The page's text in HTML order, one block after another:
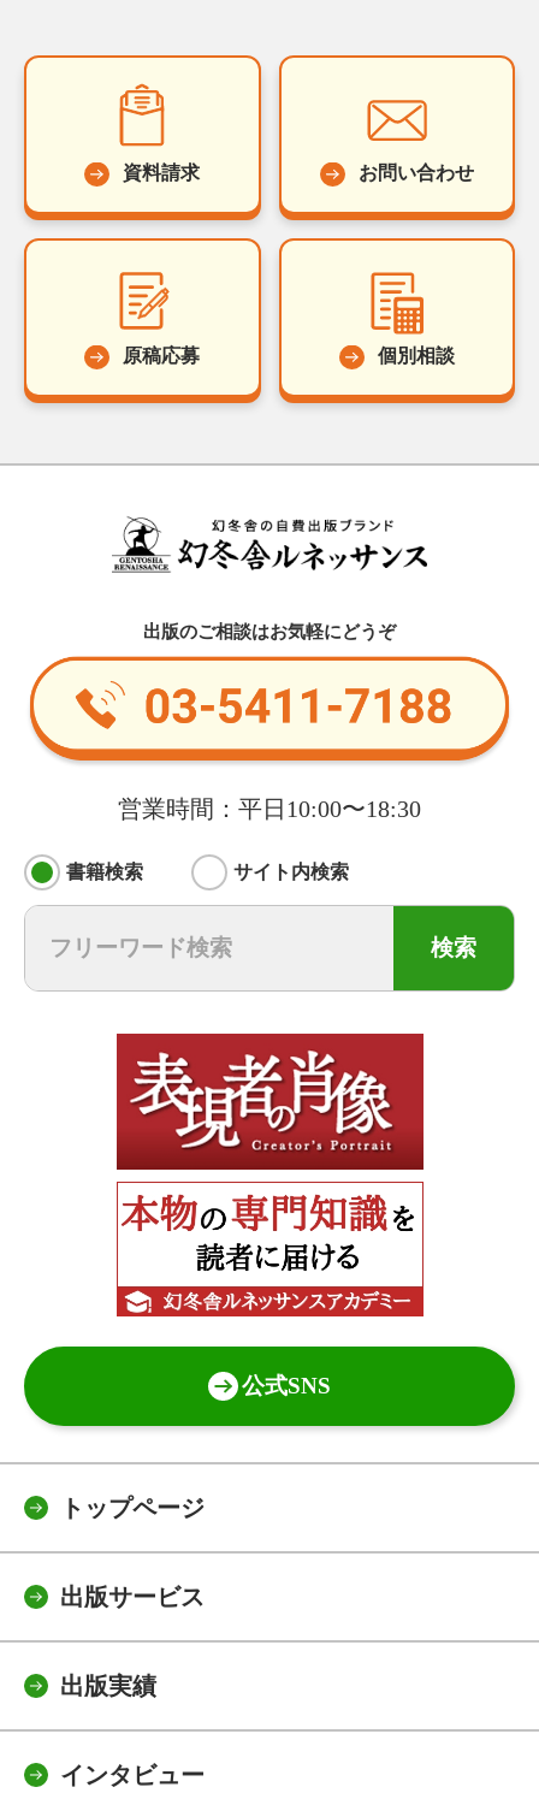
資料請求 お問い合わせ
原稿応募 個別相談
出版のご相談はお気軽にどうぞ
営業時間：平日10:00〜18:30
書籍検索 サイト内検索
検索
公式SNS
トップページ
出版サービス
出版実績
インタビュー